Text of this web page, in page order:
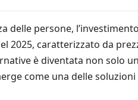
delle persone,
2025, caratterizzato da
è diventata non solo
come una delle